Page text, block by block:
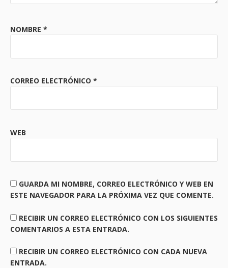
NOMBRE *
CORREO ELECTRÓNICO *
WEB
GUARDA MI NOMBRE, CORREO ELECTRÓNICO Y WEB EN
ESTE NAVEGADOR PARA LA PRÓXIMA VEZ QUE COMENTE.
RECIBIR UN CORREO ELECTRÓNICO CON LOS SIGUIENTES
COMENTARIOS A ESTA ENTRADA.
RECIBIR UN CORREO ELECTRÓNICO CON CADA NUEVA
ENTRADA.